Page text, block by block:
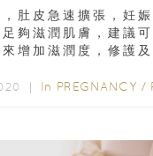
肚皮急速擴張，妊
夠滋潤肌膚，建議
增加滋潤度，修護
｜ In PREGNANCY /